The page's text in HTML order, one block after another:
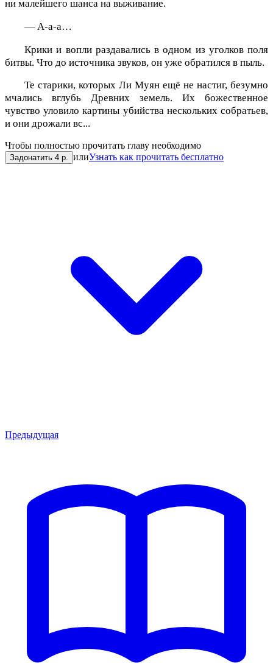
ни малейшего шанса на выживание.
— А-а-а…
Крики и вопли раздавались в одном из уголков поля
битвы. Что до источника звуков, он уже обратился в пыль.
Те старики, которых Ли Муян ещё не настиг, безумно
мчались вглубь Древних земель. Их божественное
чувство уловило картины убийства нескольких собратьев,
и они дрожали вс...
Чтобы полностью прочитать главу необходимо
Задонатить 4 р. илиУзнать как прочитать бесплатно
Предыдущая